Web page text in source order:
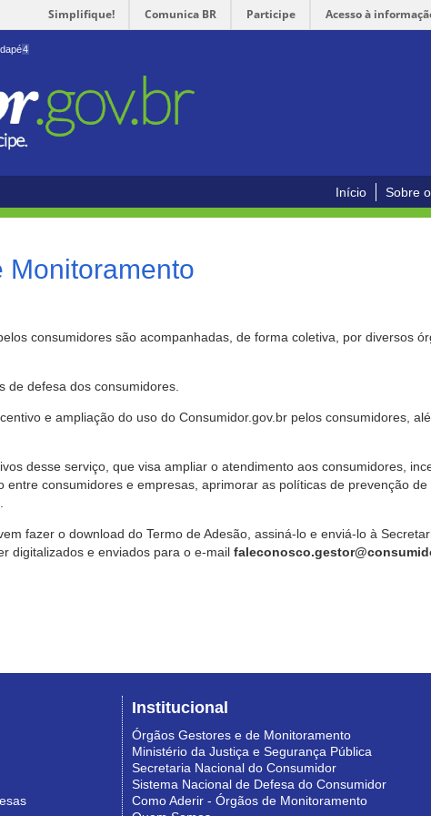
Simplifique! Comunica BR Participe Acesso à
4
Início Sobre
Monitoramento
consumidores são acompanhadas, de forma coletiva, por diversos
de defesa dos consumidores.
e ampliação do uso do Consumidor.gov.br pelos consumidores,
desse serviço, que visa ampliar o atendimento aos consumidores,
consumidores e empresas, aprimorar as políticas de prevenção
fazer o download do Termo de Adesão, assiná-lo e enviá-lo à
digitalizados e enviados para o e-mail
Institucional
Órgãos Gestores e de Monitoramento
Ministério da Justiça e Segurança Pública
Secretaria Nacional do Consumidor
Sistema Nacional de Defesa do Consumidor
Como Aderir - Órgãos de Monitoramento